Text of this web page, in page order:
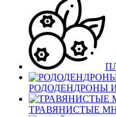
РОДОДЕНДРОНЫ
ТРАВЯНИСТЫЕ